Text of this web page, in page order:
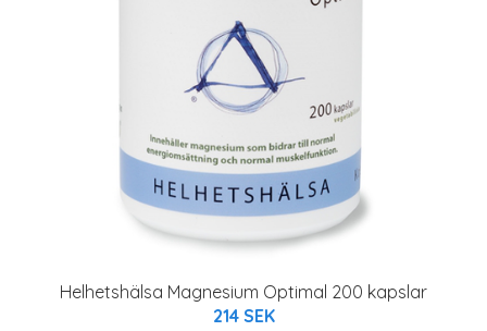
Helhetshälsa Magnesium Optimal 200 kapslar
214 SEK